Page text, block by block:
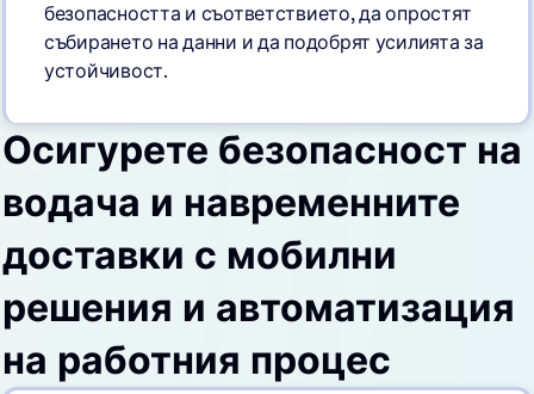
безопасността и съответствието, да опростят
събирането на данни и да подобрят усилията за
устойчивост.
Осигурете безопасност на
водача и навременните
доставки с мобилни
решения и автоматизация
на работния процес